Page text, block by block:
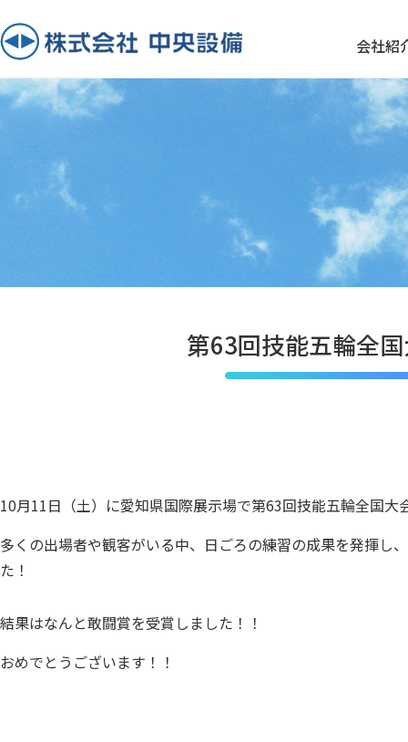
会社紹
第63回技能五輪全
10月11日（土）に愛知県国際展示場で第63回技能五輪全国
多くの出場者や観客がいる中、日ごろの練習の成果を発揮し
た！
結果はなんと敢闘賞を受賞しました！！
おめでとうございます！！